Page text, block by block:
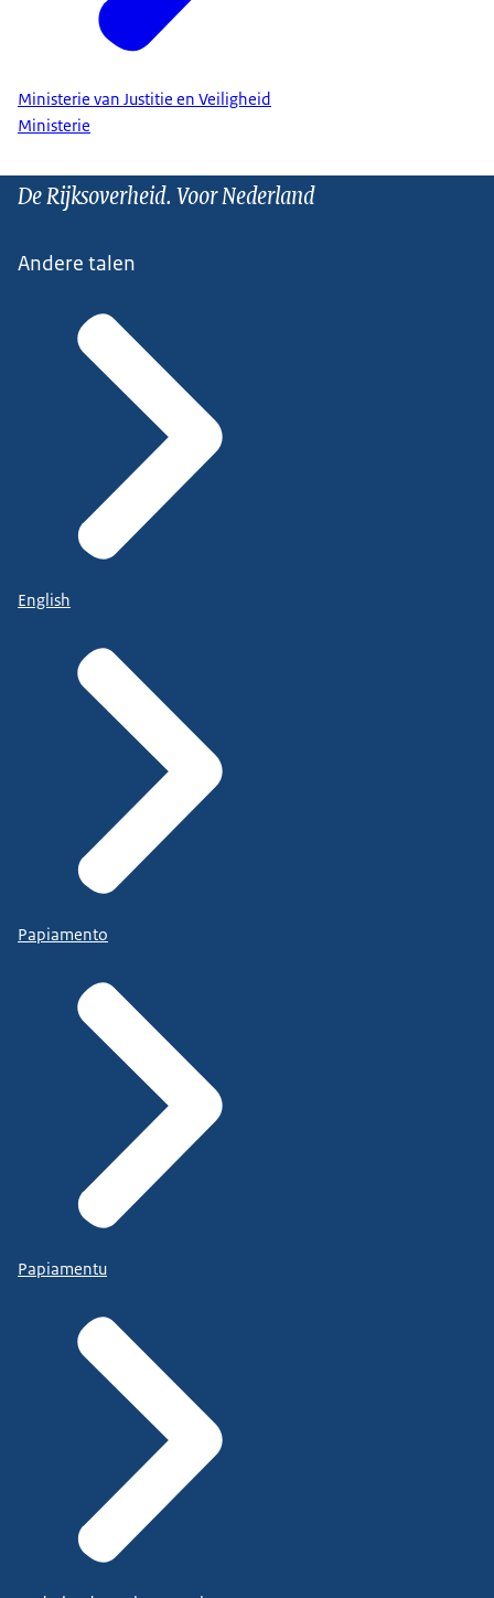
Ministerie van Justitie en Veiligheid
Ministerie
De Rijksoverheid. Voor Nederland
Andere talen
English
Papiamento
Papiamentu